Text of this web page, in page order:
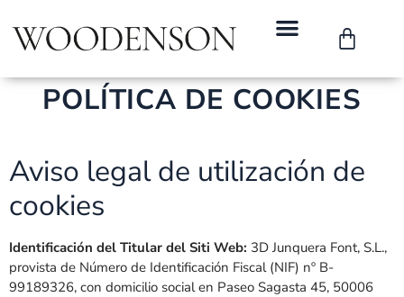
POLÍTICA DE COOKIES
Aviso legal de utilización de
cookies
Identificación del Titular del Siti Web: 3D Junquera Font, S.L.,
provista de Número de Identificación Fiscal (NIF) nº B-
99189326, con domicilio social en Paseo Sagasta 45, 50006